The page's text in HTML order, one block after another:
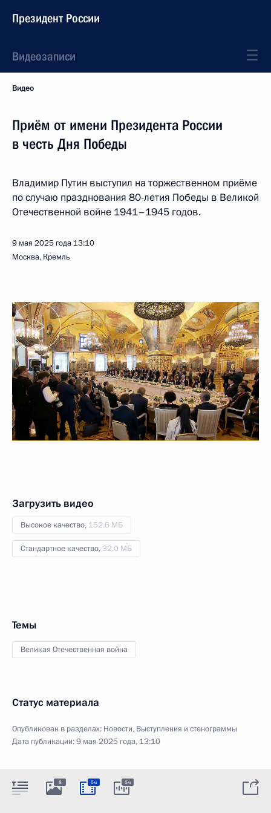
Президент России
Видеозаписи
Видео
Приём от имени Президента России
в честь Дня Победы
Владимир Путин выступил на торжественном приёме
по случаю празднования 80-летия Победы в Великой
Отечественной войне 1941–1945 годов.
9 мая 2025 года 13:10
Москва, Кремль
Загрузить видео
Высокое качество, 152.6 МБ
Стандартное качество, 32.0 МБ
Темы
Великая Отечественная война
Статус материала
Опубликован в разделах: Новости, Выступления и стенограммы
Дата публикации:9 мая 2025 года, 13:10
8 5м 5м